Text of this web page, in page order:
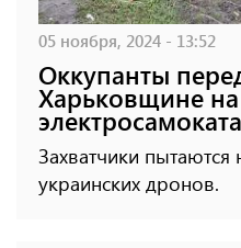
05 ноября, 2024 - 13:52
Оккупанты
Харьковщине на
Захватчики
украинских дронов.